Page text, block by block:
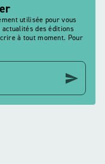
utilisée pour vous
des éditions
à tout moment. Pour
send